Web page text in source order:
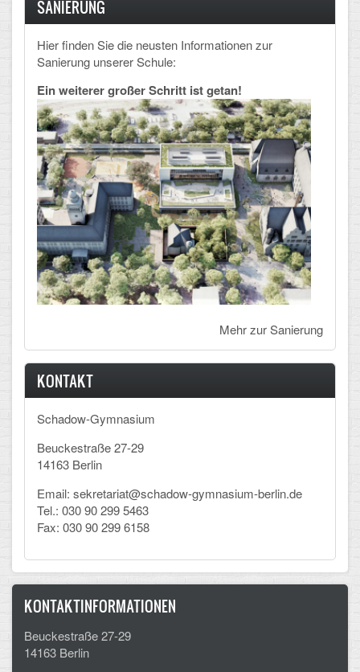
SANIERUNG
Hier finden Sie die neusten Informationen zur
Sanierung unserer Schule:
Ein weiterer großer Schritt ist getan!
Mehr zur Sanierung
KONTAKT
Schadow-Gymnasium
Beuckestraße 27-29
14163 Berlin
Email: sekretariat@schadow-gymnasium-berlin.de
Tel.: 030 90 299 5463
Fax: 030 90 299 6158
KONTAKTINFORMATIONEN
Beuckestraße 27-29
14163 Berlin